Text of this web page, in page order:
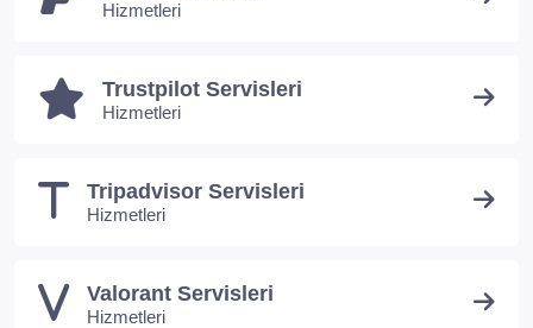
Hizmetleri
Trustpilot Servisleri
Hizmetleri
Tripadvisor Servisleri
Hizmetleri
Valorant Servisleri
Hizmetleri